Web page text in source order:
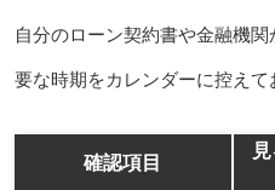
自分のローン契約書や金融機
要な時期をカレンダーに控えて
確認項目